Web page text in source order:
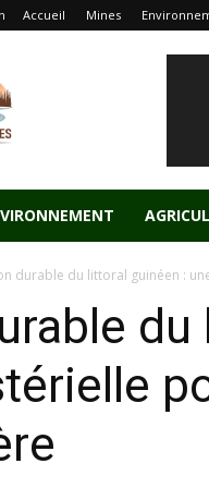
Accueil Mines
durable du littoral guinéen :